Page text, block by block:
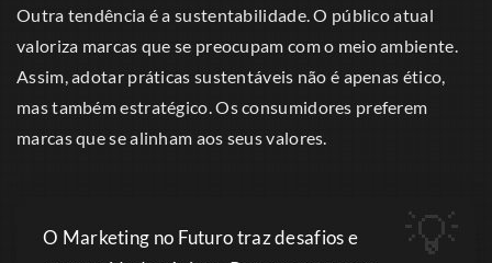
Outra tendência é a sustentabilidade. O público atual
valoriza marcas que se preocupam com o meio ambiente.
Assim, adotar práticas sustentáveis não é apenas ético,
mas também estratégico. Os consumidores preferem
marcas que se alinham aos seus valores.
O Marketing no Futuro traz desafios e